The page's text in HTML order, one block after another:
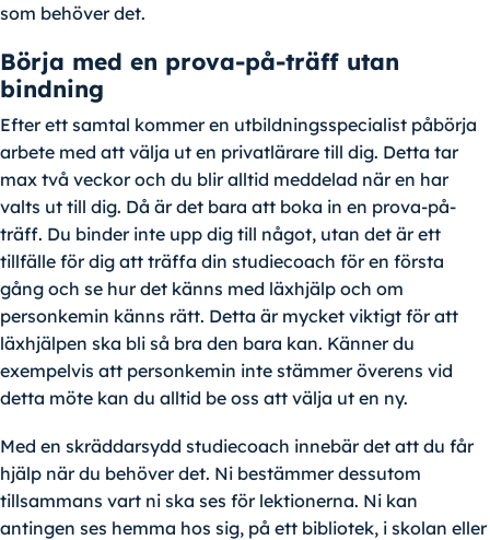
som behöver det.
Börja med en prova-på-träff utan
bindning
Efter ett samtal kommer en utbildningsspecialist påbörja
arbete med att välja ut en privatlärare till dig. Detta tar
max två veckor och du blir alltid meddelad när en har
valts ut till dig. Då är det bara att boka in en prova-på-
träff. Du binder inte upp dig till något, utan det är ett
tillfälle för dig att träffa din studiecoach för en första
gång och se hur det känns med läxhjälp och om
personkemin känns rätt. Detta är mycket viktigt för att
läxhjälpen ska bli så bra den bara kan. Känner du
exempelvis att personkemin inte stämmer överens vid
detta möte kan du alltid be oss att välja ut en ny.
Med en skräddarsydd studiecoach innebär det att du får
hjälp när du behöver det. Ni bestämmer dessutom
tillsammans vart ni ska ses för lektionerna. Ni kan
antingen ses hemma hos sig, på ett bibliotek, i skolan eller